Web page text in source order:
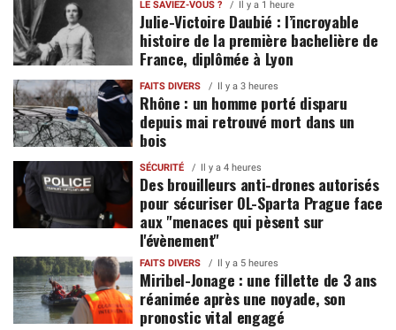
LE SAVIEZ-VOUS ? Il y a 1 heure
Julie-Victoire Daubié : l’incroyable
histoire de la première bachelière de
France, diplômée à Lyon
FAITS DIVERS Il y a 3 heures
Rhône : un homme porté disparu
depuis mai retrouvé mort dans un
bois
SÉCURITÉ Il y a 4 heures
Des brouilleurs anti-drones autorisés
pour sécuriser OL-Sparta Prague face
aux "menaces qui pèsent sur
l'évènement"
FAITS DIVERS Il y a 5 heures
Miribel-Jonage : une fillette de 3 ans
réanimée après une noyade, son
pronostic vital engagé